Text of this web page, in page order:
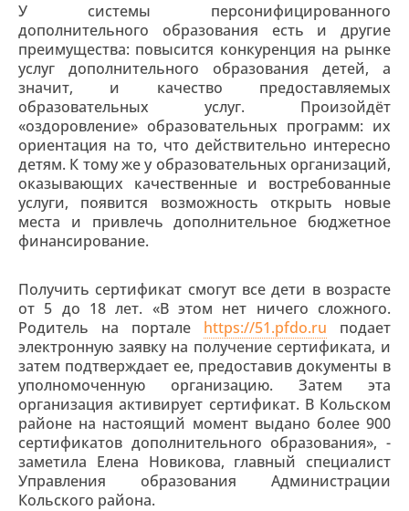
У системы персонифицированного
дополнительного образования есть и другие
преимущества: повысится конкуренция на рынке
услуг дополнительного образования детей, а
значит, и качество предоставляемых
образовательных услуг. Произойдёт
«оздоровление» образовательных программ: их
ориентация на то, что действительно интересно
детям. К тому же у образовательных организаций,
оказывающих качественные и востребованные
услуги, появится возможность открыть новые
места и привлечь дополнительное бюджетное
финансирование.
Получить сертификат смогут все дети в возрасте
от 5 до 18 лет. «В этом нет ничего сложного.
Родитель на портале https://51.pfdo.ru подает
электронную заявку на получение сертификата, и
затем подтверждает ее, предоставив документы в
уполномоченную организацию. Затем эта
организация активирует сертификат. В Кольском
районе на настоящий момент выдано более 900
сертификатов дополнительного образования», -
заметила Елена Новикова, главный специалист
Управления образования Администрации
Кольского района.